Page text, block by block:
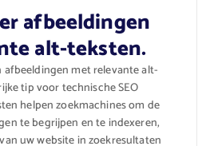
afbeeldingen
alt-teksten.
afbeeldingen met relevante alt-
tip voor technische SEO
helpen zoekmachines om de
te begrijpen en te indexeren,
uw website in zoekresultaten